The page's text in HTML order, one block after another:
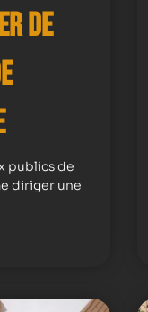
de
publics de
diriger une